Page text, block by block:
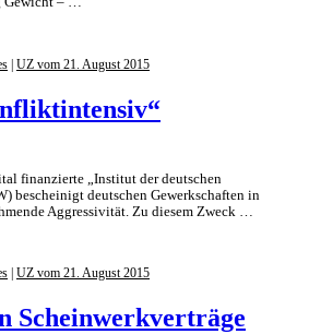
UZ vom 21. August 2015
finanzierte „Institut der deutschen
bescheinigt deutschen Gewerkschaften in
Aggressivität. Zu diesem Zweck …
Scheinwerkverträge
UZ vom 21. August 2015